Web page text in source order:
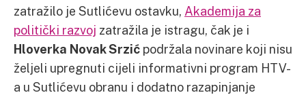
zatražilo je Sutlićevu ostavku, Akademija za
politički razvoj zatražila je istragu, čak je i
Hloverka Novak Srzić podržala novinare koji nisu
željeli upregnuti cijeli informativni program HTV-
a u Sutlićevu obranu i dodatno razapinjanje